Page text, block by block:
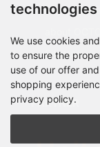
Payment
Sitemap
PARTNER
technologies
We use cookies
to ensure the
use of our offer
shopping
privacy policy.